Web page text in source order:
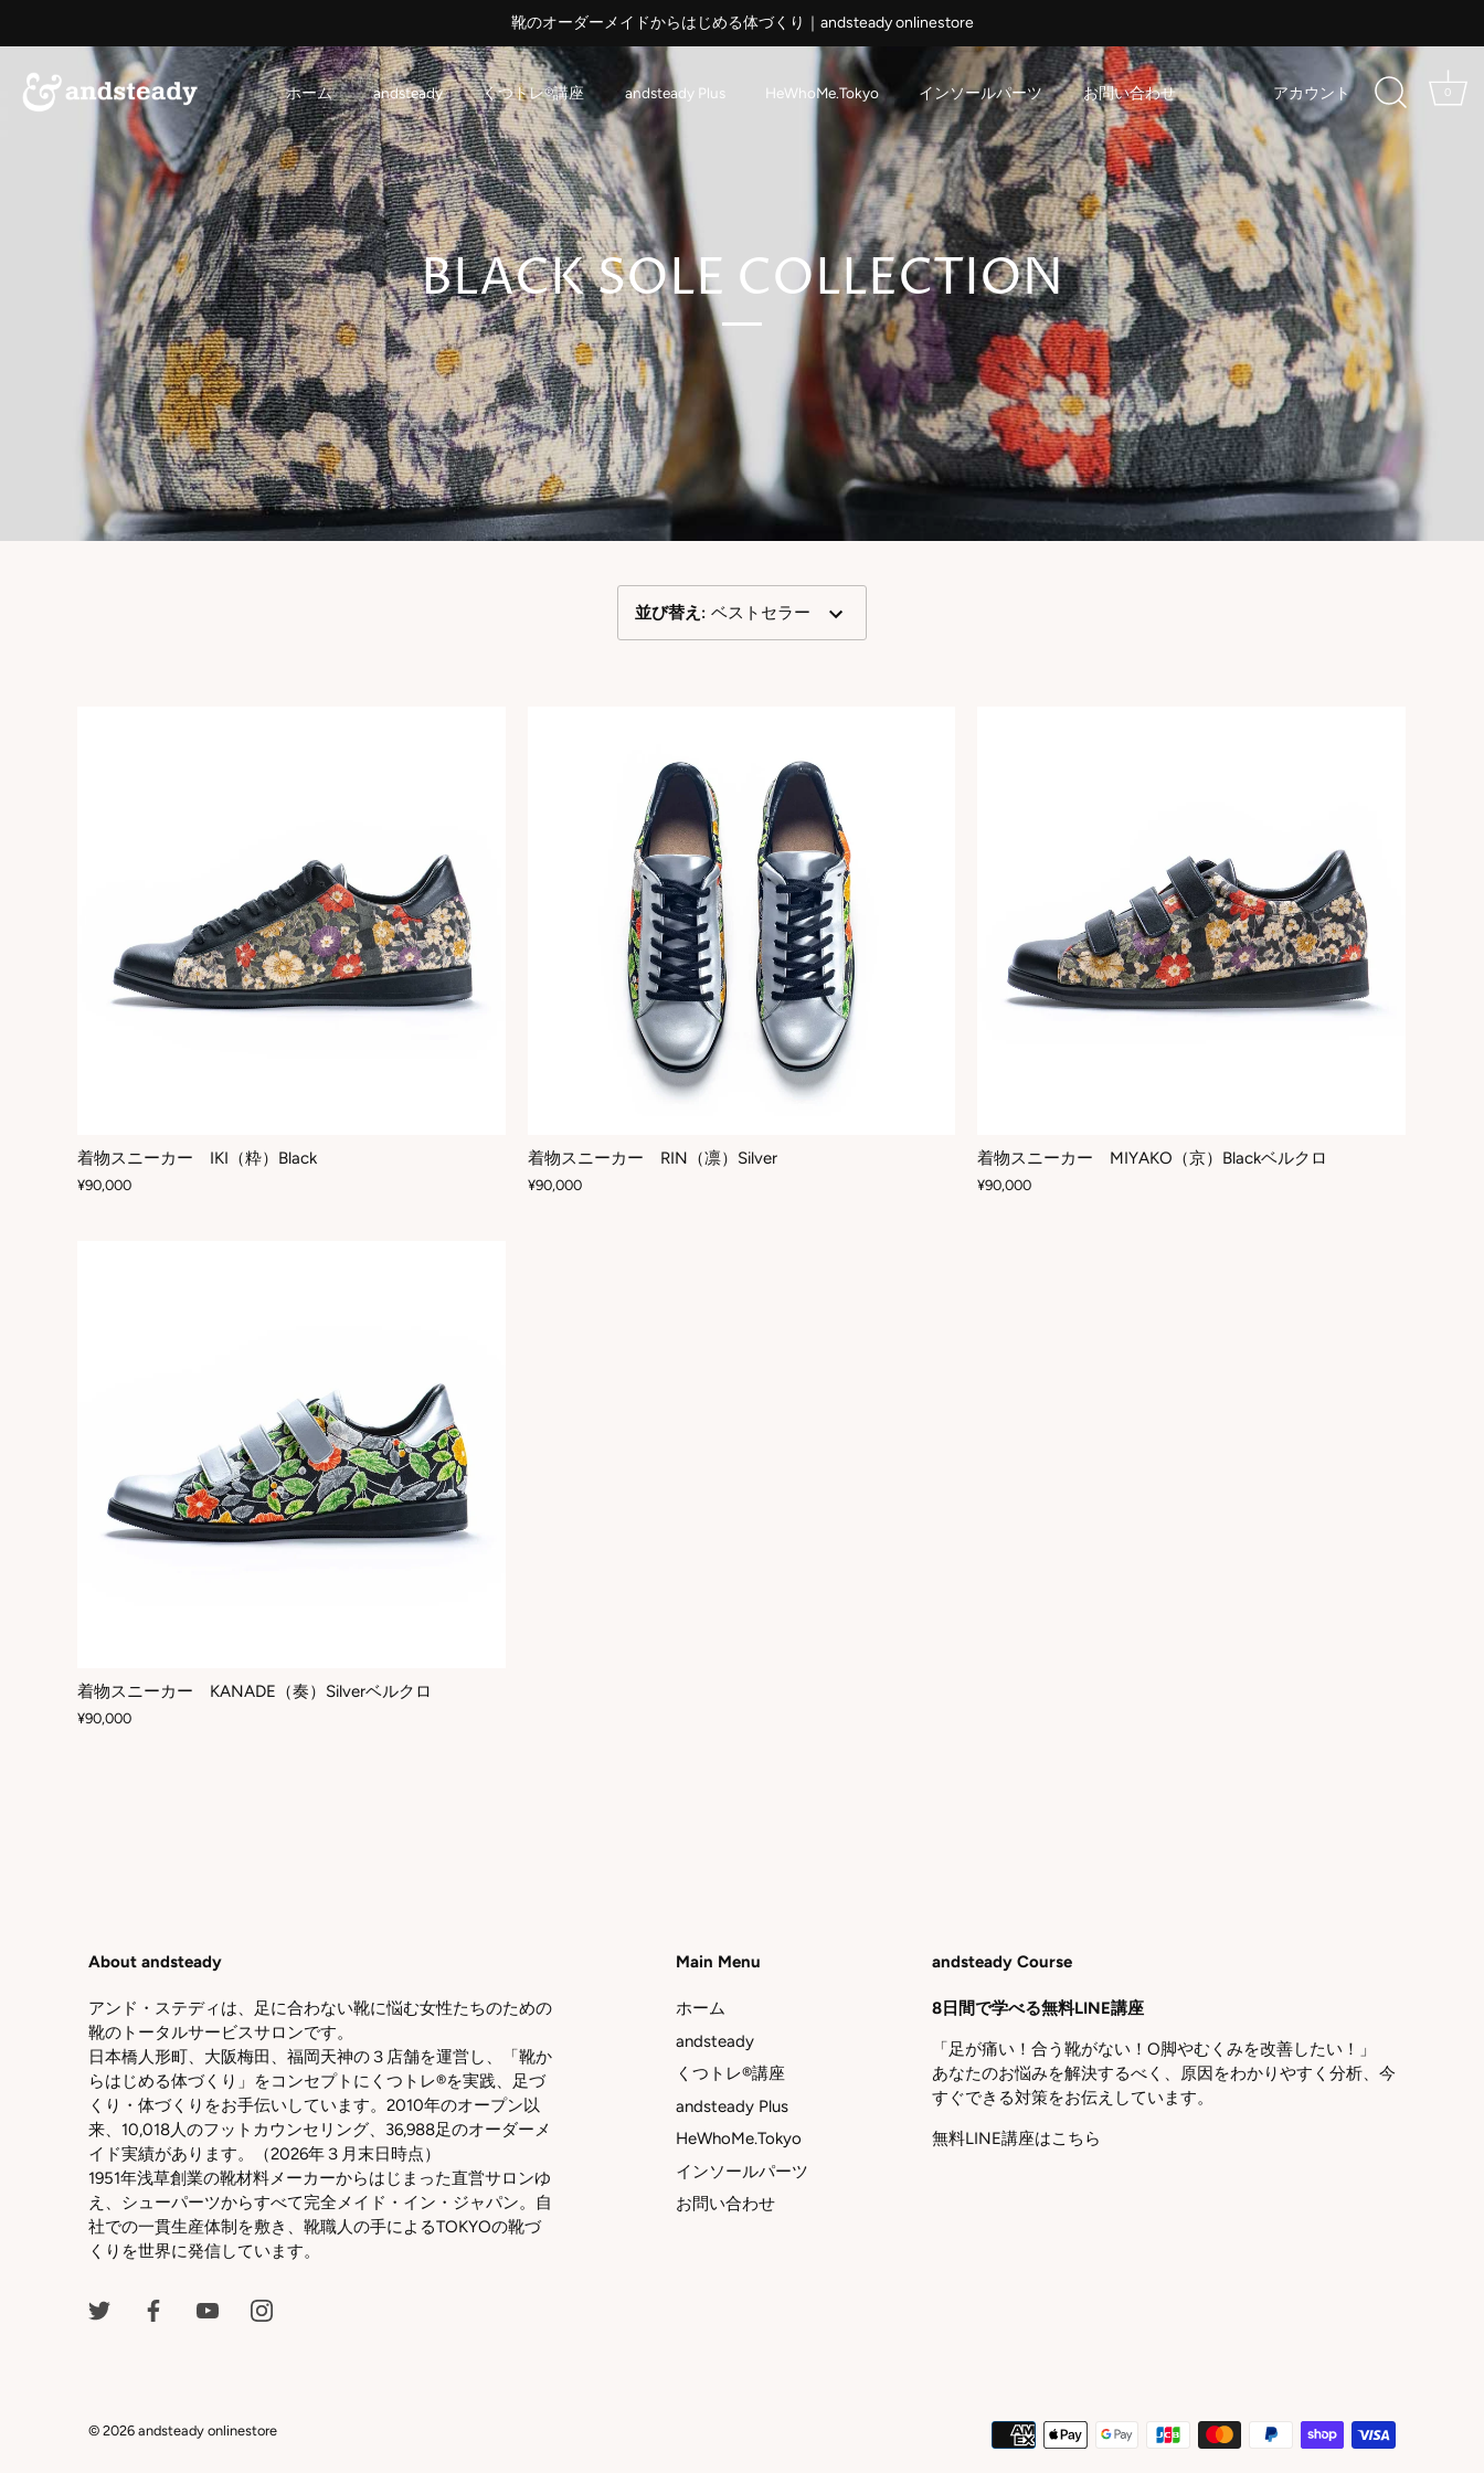
靴のオーダーメイドからはじめる体づくり｜andsteady onlinestore
ホーム andsteady くつトレ®講座 andsteady Plus HeWhoMe.Tokyo インソールパーツ お問い合わせ アカウント 0
BLACK SOLE COLLECTION
並び替え : ベストセラー
着物スニーカー IKI（粋）Black
¥90,000
着物スニーカー RIN（凛）Silver
¥90,000
着物スニーカー MIYAKO（京）Blackベルクロ
¥90,000
着物スニーカー KANADE（奏）Silverベルクロ
¥90,000
About andsteady
アンド・ステディは、足に合わない靴に悩む女性たちのための
靴のトータルサービスサロンです。
日本橋人形町、大阪梅田、福岡天神の３店舗を運営し、「靴か
らはじめる体づくり」をコンセプトにくつトレ®を実践、足づ
くり・体づくりをお手伝いしています。2010年のオープン以
来、10,018人のフットカウンセリング、36,988足のオーダーメ
イド実績があります。（2026年３月末日時点）
1951年浅草創業の靴材料メーカーからはじまった直営サロンゆ
え、シューパーツからすべて完全メイド・イン・ジャパン。自
社での一貫生産体制を敷き、靴職人の手によるTOKYOの靴づ
くりを世界に発信しています。
Main Menu
ホーム
andsteady
くつトレ®講座
andsteady Plus
HeWhoMe.Tokyo
インソールパーツ
お問い合わせ
andsteady Course
8日間で学べる無料LINE講座
「足が痛い！合う靴がない！O脚やむくみを改善したい！」
あなたのお悩みを解決するべく、原因をわかりやすく分析、今
すぐできる対策をお伝えしています。
無料LINE講座はこちら
© 2026 andsteady onlinestore